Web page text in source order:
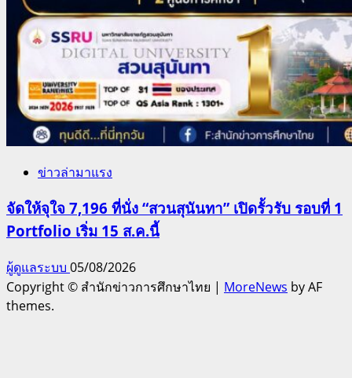
ข่าวล่ามาแรง
จัดให้จุใจ 7,196 ที่นั่ง “สวนสุนันทา” เปิดรั้วรับ รอบที่ 1
Portfolio เริ่ม 15 ส.ค.นี้
ผู้ดูแลระบบ 05/08/2026
Copyright © สำนักข่าวการศึกษาไทย | MoreNews by AF
themes.